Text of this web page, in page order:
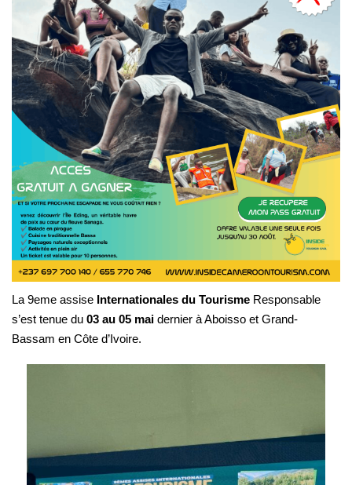
Un
Ambassadeur
de
l’Engagement
pour
un
Tourisme
Responsable
La 9eme assise Internationales du Tourisme Responsable
s’est tenue du 03 au 05 mai dernier à Aboisso et Grand-
Bassam en Côte d’Ivoire.